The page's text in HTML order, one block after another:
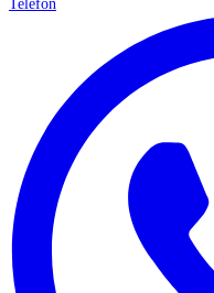
Telefon